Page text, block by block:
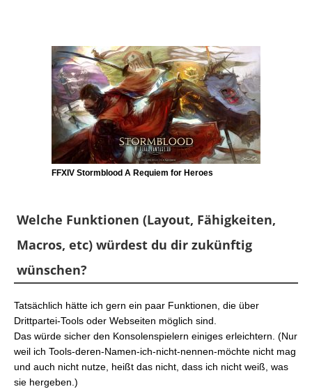
FFXIV Stormblood A Requiem for Heroes
Welche Funktionen (Layout, Fähigkeiten,
Macros, etc) würdest du dir zukünftig
wünschen?
Tatsächlich hätte ich gern ein paar Funktionen, die über
Drittpartei-Tools oder Webseiten möglich sind.
Das würde sicher den Konsolenspielern einiges erleichtern. (Nur
weil ich Tools-deren-Namen-ich-nicht-nennen-möchte nicht mag
und auch nicht nutze, heißt das nicht, dass ich nicht weiß, was
sie hergeben.)